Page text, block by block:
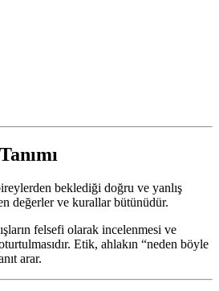
beklediği doğru ve yanlış
değerler ve kurallar bütünüdür.
felsefi olarak incelenmesi ve
Etik, ahlakın “neden böyle
arar.